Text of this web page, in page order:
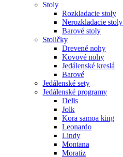
Stoly
Rozkladacie stoly
Nerozkladacie stoly
Barové stoly
Stoličky
Drevené nohy
Kovové nohy
Jedálenské kreslá
Barové
Jedálenské sety
Jedálenské programy
Delis
Jolk
Kora samoa king
Leonardo
Lindy
Montana
Moratiz